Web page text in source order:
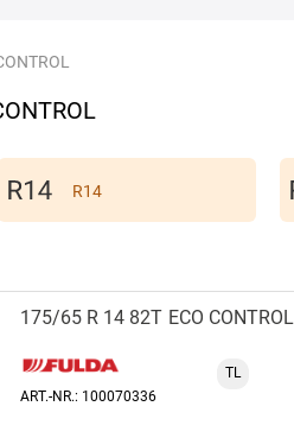
R14
ECO CONTROL
175/65 R 14 82T
ART.-NR.: 100070336
TL